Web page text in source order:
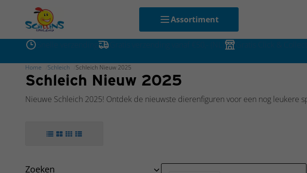
Assortiment
Home Schleich Schleich Nieuw 2025
Schleich Nieuw 2025
Nieuwe Schleich 2025! Ontdek de nieuwste dierenfiguren voor een nog leukere
Zoeken